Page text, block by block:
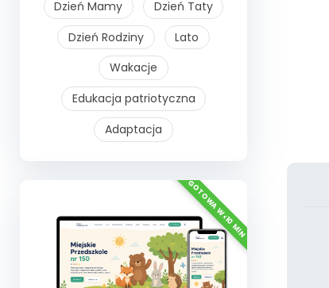
Dzień Mamy
Dzień Taty
Dzień Rodziny
Lato
Wakacje
Edukacja patriotyczna
Adaptacja